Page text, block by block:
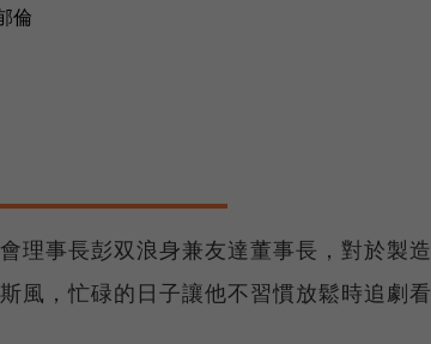
倫
理事長彭双浪身兼友達董事長，對於製
風，忙碌的日子讓他不習慣放鬆時追劇看